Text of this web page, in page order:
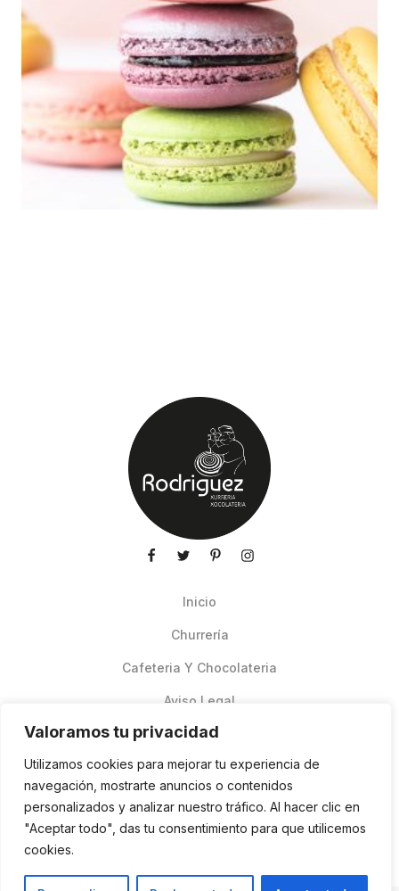
Valoramos tu privacidad
Utilizamos cookies para mejorar tu experiencia de
navegación, mostrarte anuncios o contenidos
personalizados y analizar nuestro tráfico. Al hacer clic en
"Aceptar todo", das tu consentimiento para que utilicemos
cookies.
Inicio
Churrería
Cafeteria Y Chocolateria
Aviso Legal
Pedidos Online Glovo
Contacto